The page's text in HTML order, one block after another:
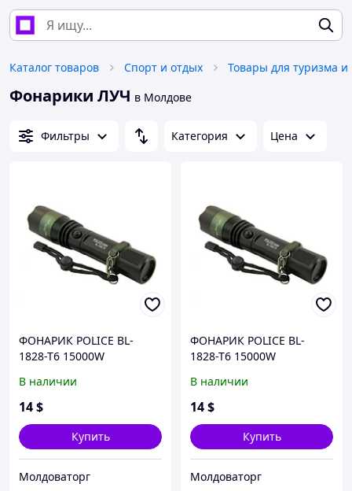
Каталог товаров Спорт и отдых Товары для туризма
Фонарики ЛУЧ в Молдове
Фильтры Категория Цена
ФОНАРИК POLICE BL-
1828-T6 15000W
В наличии
14$
Купить
Молдоваторг
ФОНАРИК POLICE BL-
1828-T6 15000W
В наличии
14$
Купить
Молдоваторг